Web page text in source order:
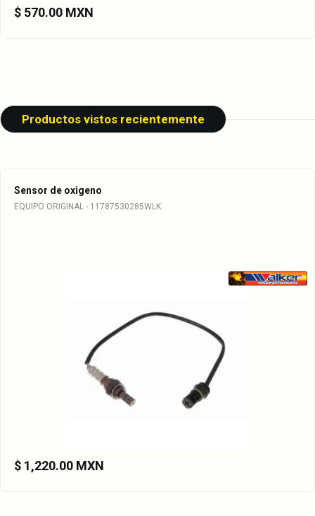
$ 570.00 MXN
Productos vistos recientemente
Sensor de oxigeno
EQUIPO ORIGINAL - 11787530285WLK
$ 1,220.00 MXN